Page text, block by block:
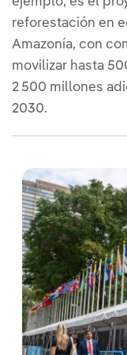
reforestación en
Amazonía, con
movilizar hasta
2 500 millones
2030.